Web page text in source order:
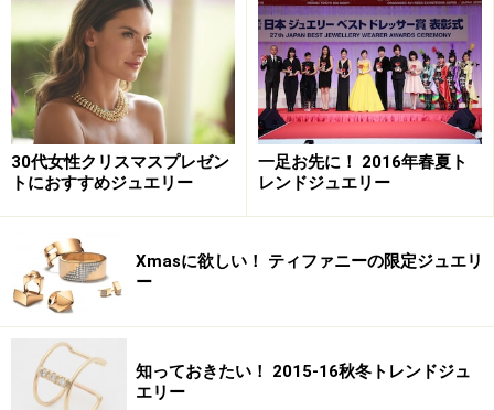
リンク集「誕生石・パワーストーン」を見る ≫
トップページに戻る ≫
（Page : 1）
※記事内容は執筆時点のものです。最新の内容をご確認くださ
い。
30代女性クリスマスプレゼン
トにおすすめジュエリー
一足お先に！ 2016年春夏ト
レンドジュエリー
Xmasに欲しい！ ティファニーの限定ジュエリ
ー
知っておきたい！ 2015-16秋冬トレンドジュ
エリー